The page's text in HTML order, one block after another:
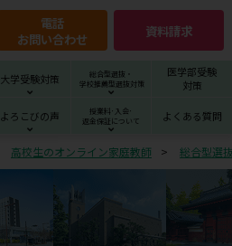
電話
お問い合わせ
資料請求
大学受験対策
総合型選抜・
学校推薦型選抜対策
医学部受験
対策
よろこびの声
授業料･入会･
返金保証について
よくある質問
高校生のオンライン家庭教師 総合型選